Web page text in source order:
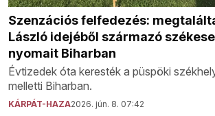
Szenzációs felfedezés:
László idejéből származó
nyomait Biharban
Évtizedek óta keresték a püspöki
melletti Biharban.
KÁRPÁT-HAZA2026. jún. 8. 07:42